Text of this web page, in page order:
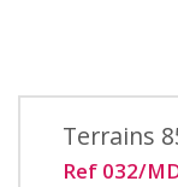
Terrains
Ref 032/